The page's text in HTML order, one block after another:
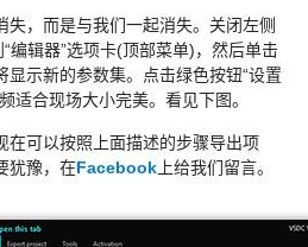
，而是与我们一起消失。关闭左侧
编辑器”选项卡(顶部菜单)，然后单击
示新的参数集。点击绿色按钮“设置
适合现场大小完美。看见下图。
在可以按照上面描述的步骤导出项
犹豫，在Facebook 上给我们留言。